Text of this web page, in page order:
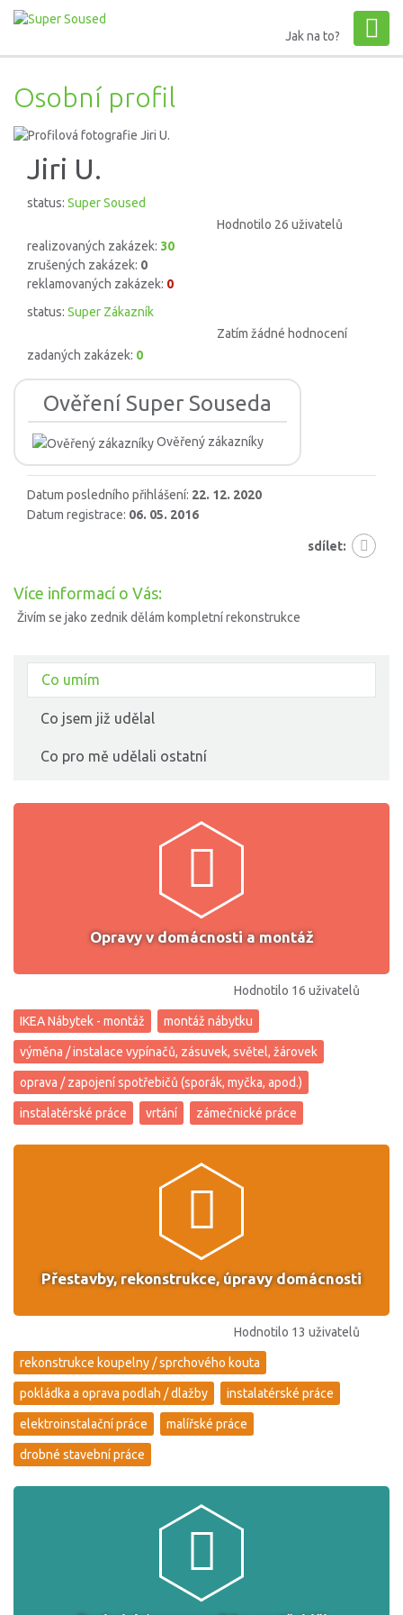
Jak na to?
Osobní profil
Jiri U.
status: Super Soused
Hodnotilo 26 uživatelů
realizovaných zakázek: 30
zrušených zakázek: 0
reklamovaných zakázek: 0
status: Super Zákazník
Zatím žádné hodnocení
zadaných zakázek: 0
Ověření Super Souseda
Ověřený zákazníky
Datum posledního přihlášení: 22. 12. 2020
Datum registrace: 06. 05. 2016
sdílet:
Více informací o Vás:
Živím se jako zednik dělám kompletní rekonstrukce
Co umím
Co jsem již udělal
Co pro mě udělali ostatní
Opravy v domácnosti a montáž
Hodnotilo 16 uživatelů
IKEA Nábytek - montáž montáž nábytku
výměna / instalace vypínačů, zásuvek, světel, žárovek
oprava / zapojení spotřebičů (sporák, myčka, apod.)
instalatérské práce vrtání zámečnické práce
Přestavby, rekonstrukce, úpravy domácnosti
Hodnotilo 13 uživatelů
rekonstrukce koupelny / sprchového kouta
pokládka a oprava podlah / dlažby instalatérské práce
elektroinstalační práce malířské práce
drobné stavební práce